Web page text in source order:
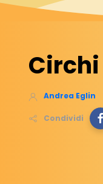
Andrea Eglin
Condividi